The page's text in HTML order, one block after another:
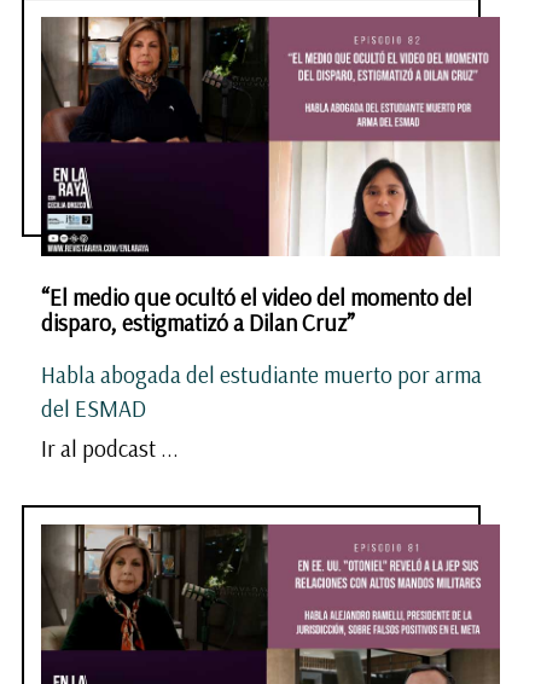
“El medio que ocultó el video del momento del
disparo, estigmatizó a Dilan Cruz”
Habla abogada del estudiante muerto por arma
del ESMAD
Ir al podcast ...